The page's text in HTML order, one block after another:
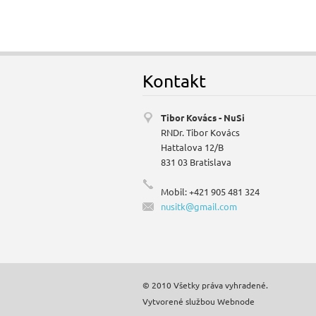
Kontakt
Tibor Kovács - NuSi
RNDr. Tibor Kovács
Hattalova 12/B
831 03 Bratislava
Mobil: +421 905 481 324
nusitk@gmail.com
© 2010 Všetky práva vyhradené.
Vytvorené službou Webnode